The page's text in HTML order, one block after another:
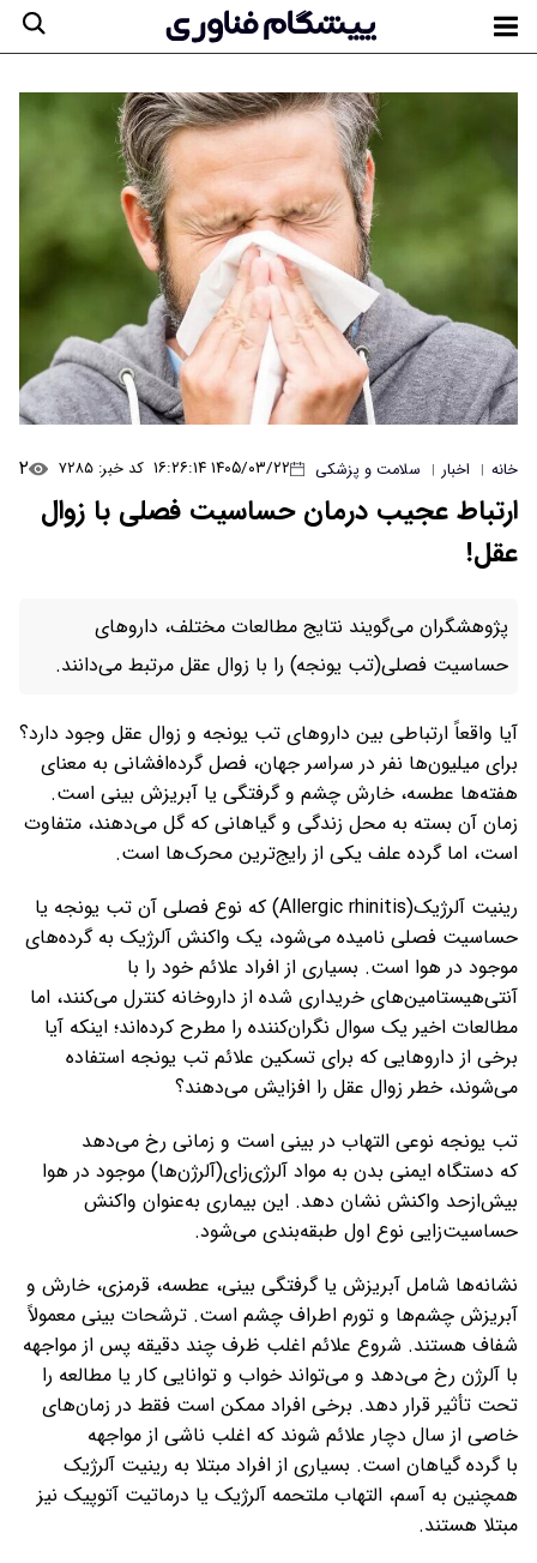
خانه | اخبار | سلامت و پزشکی ۱۴۰۵/۰۳/۲۲ ۱۶:۲۶:۱۴ کد خبر: ۷۲۸۵ ۲
ارتباط عجیب درمان حساسیت فصلی با زوال
عقل!
پژوهشگران می‌گویند نتایج مطالعات مختلف، داروهای
حساسیت فصلی(تب یونجه) را با زوال عقل مرتبط می‌دانند.
آیا واقعاً ارتباطی بین داروهای تب یونجه و زوال عقل وجود دارد؟
برای میلیون‌ها نفر در سراسر جهان، فصل گرده‌افشانی به معنای
هفته‌ها عطسه، خارش چشم و گرفتگی یا آبریزش بینی است.
زمان آن بسته به محل زندگی و گیاهانی که گل می‌دهند، متفاوت
است، اما گرده علف یکی از رایج‌ترین محرک‌ها است.
رینیت آلرژیک(Allergic rhinitis) که نوع فصلی آن تب یونجه یا
حساسیت فصلی نامیده می‌شود، یک واکنش آلرژیک به گرده‌های
موجود در هوا است. بسیاری از افراد علائم خود را با
آنتی‌هیستامین‌های خریداری شده از داروخانه کنترل می‌کنند، اما
مطالعات اخیر یک سوال نگران‌کننده را مطرح کرده‌اند؛ اینکه آیا
برخی از داروهایی که برای تسکین علائم تب یونجه استفاده
می‌شوند، خطر زوال عقل را افزایش می‌دهند؟
تب یونجه نوعی التهاب در بینی است و زمانی رخ می‌دهد
که دستگاه ایمنی بدن به مواد آلرژی‌زای(آلرژن‌ها) موجود در هوا
بیش‌ازحد واکنش نشان دهد. این بیماری به‌عنوان واکنش
حساسیت‌زایی نوع اول طبقه‌بندی می‌شود.
نشانه‌ها شامل آبریزش یا گرفتگی بینی، عطسه، قرمزی، خارش و
آبریزش چشم‌ها و تورم اطراف چشم است. ترشحات بینی معمولاً
شفاف هستند. شروع علائم اغلب ظرف چند دقیقه پس از مواجهه
با آلرژن رخ می‌دهد و می‌تواند خواب و توانایی کار یا مطالعه را
تحت تأثیر قرار دهد. برخی افراد ممکن است فقط در زمان‌های
خاصی از سال دچار علائم شوند که اغلب ناشی از مواجهه
با گرده گیاهان است. بسیاری از افراد مبتلا به رینیت آلرژیک
همچنین به آسم، التهاب ملتحمه آلرژیک یا درماتیت آتوپیک نیز
مبتلا هستند.